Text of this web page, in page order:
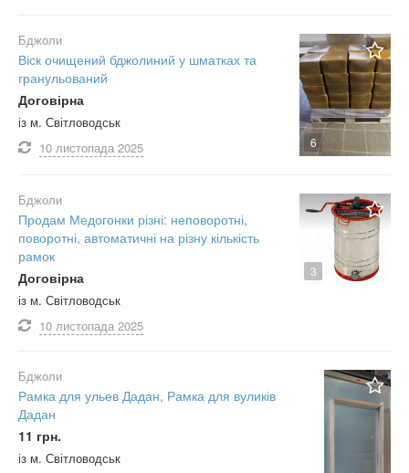
6
Бджоли
Віск очищений бджолиний у шматках та
гранульований
Договірна
із м. Світловодськ
10 листопада 2025
3
Бджоли
Продам Медогонки різні: неповоротні,
поворотні, автоматичні на різну кількість
рамок
Договірна
із м. Світловодськ
10 листопада 2025
Бджоли
Рамка для ульев Дадан, Рамка для вуликів
Дадан
11 грн.
із м. Світловодськ